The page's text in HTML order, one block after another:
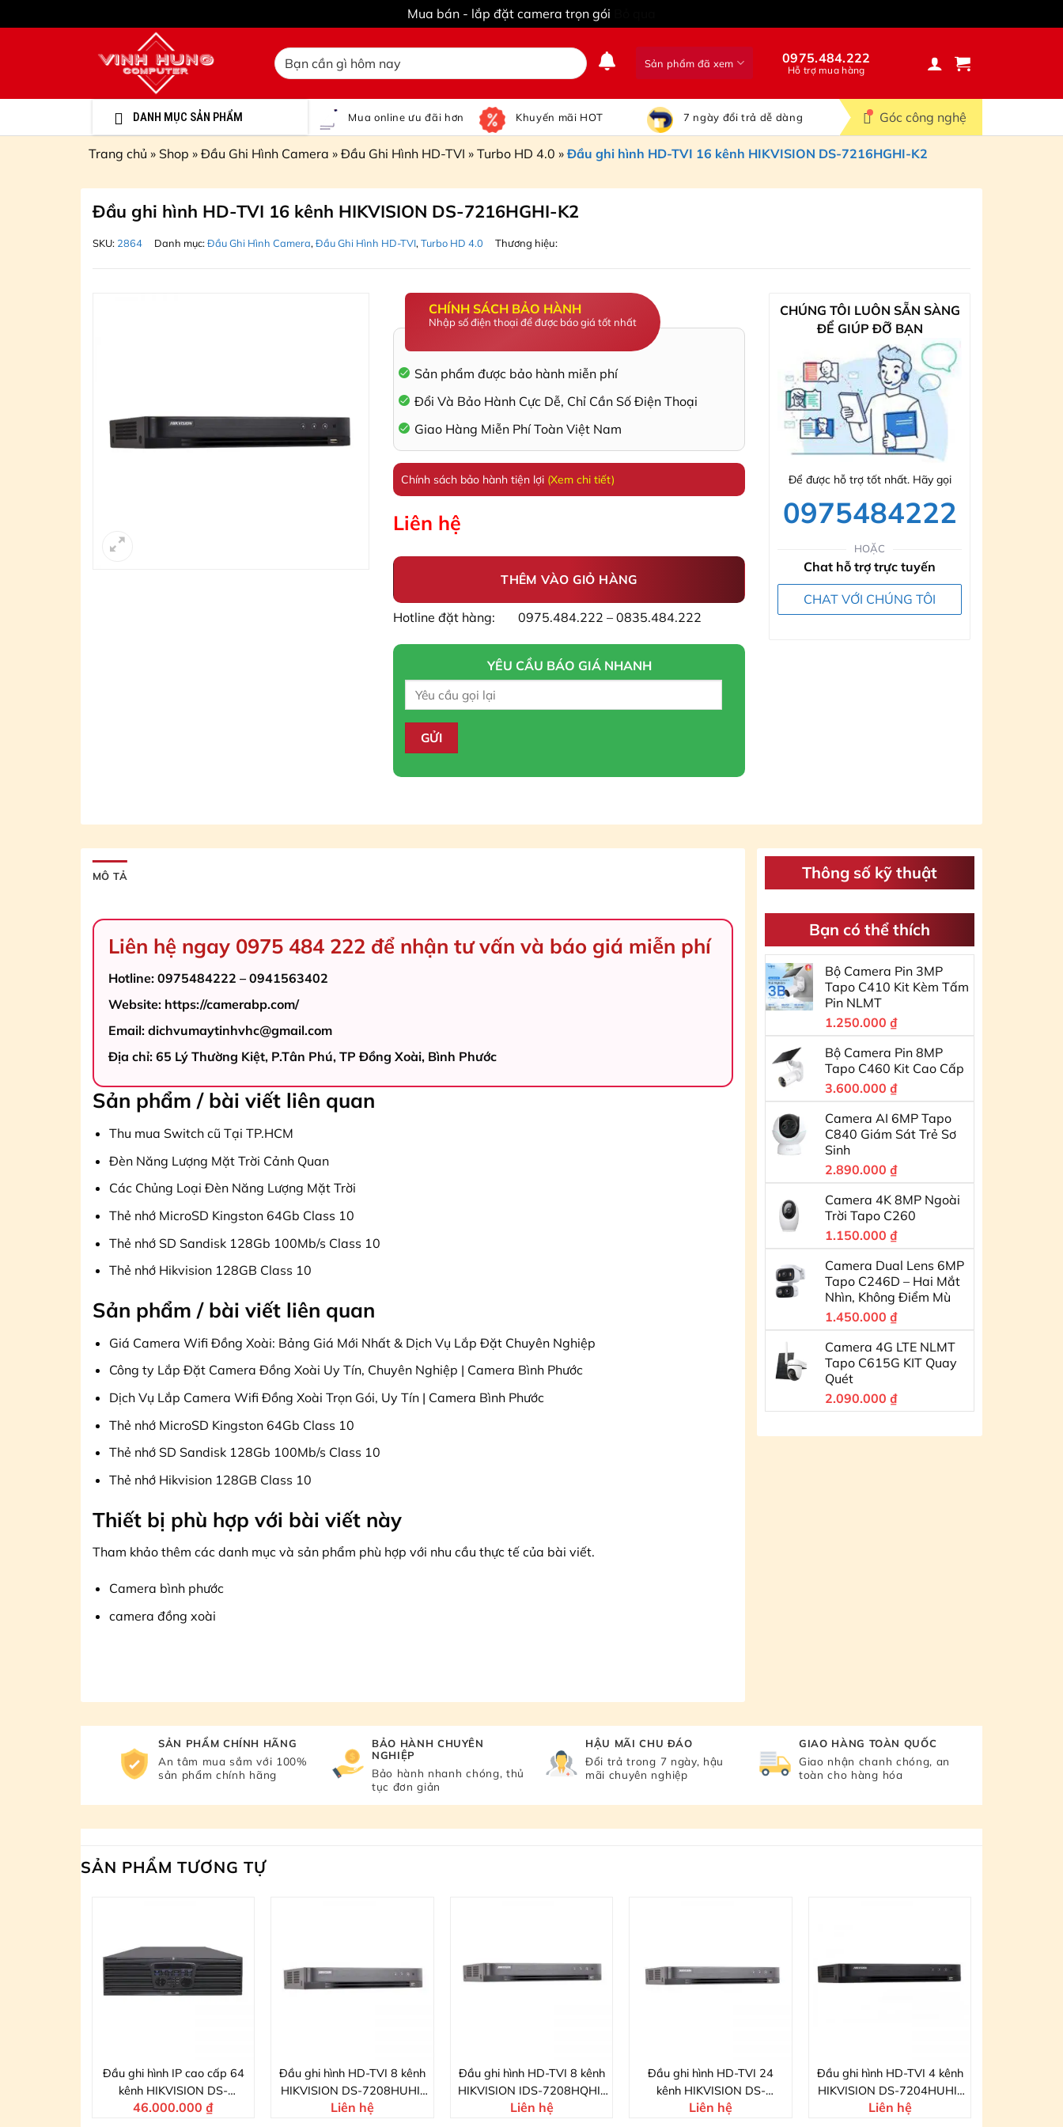
Mua bán - lắp đặt camera trọn gói
dung
Tìm
kiếm:
Sản phẩm đã xem 0975.484.222
Hỗ trợ mua hàng
DANH MỤC SẢN PHẨM Mua online ưu đãi hơn Khuyến mãi HOT 7 ngày đổi trả dễ dàng Góc công nghệ
Trang chủ » Shop » Đầu Ghi Hình Camera » Đầu Ghi Hình HD-TVI » Turbo HD 4.0 » Đầu ghi hình HD-TVI 16 kênh HIKVISION DS-7216HGHI-K2
Đầu ghi hình HD-TVI 16 kênh HIKVISION DS-7216HGHI-K2
SKU: 2864 Danh mục:Đầu Ghi Hình Camera, Đầu Ghi Hình HD-TVI, Turbo HD 4.0 Thương hiệu:
CHÍNH SÁCH BẢO HÀNH
Nhập số điện thoại để được báo giá tốt nhất
Sản phẩm được bảo hành miễn phí
Đổi Và Bảo Hành Cực Dễ, Chỉ Cần Số Điện Thoại
Giao Hàng Miễn Phí Toàn Việt Nam
Chính sách bảo hành tiện lợi (Xem chi tiết)
Liên hệ
THÊM VÀO GIỎ HÀNG
Hotline đặt hàng: 0975.484.222 – 0835.484.222
YÊU CẦU BÁO GIÁ NHANH
CHÚNG TÔI LUÔN SẴN SÀNG
ĐỂ GIÚP ĐỠ BẠN
Để được hỗ trợ tốt nhất. Hãy gọi
0975484222
HOẶC
Chat hỗ trợ trực tuyến
CHAT VỚI CHÚNG TÔI
MÔ TẢ
Liên hệ ngay 0975 484 222 để nhận tư vấn và báo giá miễn phí
Hotline: 0975484222 – 0941563402
Website: https://camerabp.com/
Email: dichvumaytinhvhc@gmail.com
Địa chỉ: 65 Lý Thường Kiệt, P.Tân Phú, TP Đồng Xoài, Bình Phước
Sản phẩm / bài viết liên quan
Thu mua Switch cũ Tại TP.HCM
Đèn Năng Lượng Mặt Trời Cảnh Quan
Các Chủng Loại Đèn Năng Lượng Mặt Trời
Thẻ nhớ MicroSD Kingston 64Gb Class 10
Thẻ nhớ SD Sandisk 128Gb 100Mb/s Class 10
Thẻ nhớ Hikvision 128GB Class 10
Sản phẩm / bài viết liên quan
Giá Camera Wifi Đồng Xoài: Bảng Giá Mới Nhất & Dịch Vụ Lắp Đặt Chuyên Nghiệp
Công ty Lắp Đặt Camera Đồng Xoài Uy Tín, Chuyên Nghiệp | Camera Bình Phước
Dịch Vụ Lắp Camera Wifi Đồng Xoài Trọn Gói, Uy Tín | Camera Bình Phước
Thẻ nhớ MicroSD Kingston 64Gb Class 10
Thẻ nhớ SD Sandisk 128Gb 100Mb/s Class 10
Thẻ nhớ Hikvision 128GB Class 10
Thiết bị phù hợp với bài viết này
Tham khảo thêm các danh mục và sản phẩm phù hợp với nhu cầu thực tế của bài viết.
Camera bình phước
camera đồng xoài
Thông số kỹ thuật
Bạn có thể thích
Bộ Camera Pin 3MP
Tapo C410 Kit Kèm Tấm
Pin NLMT
1.250.000 ₫
Bộ Camera Pin 8MP
Tapo C460 Kit Cao Cấp
3.600.000 ₫
Camera AI 6MP Tapo
C840 Giám Sát Trẻ Sơ
Sinh
2.890.000 ₫
Camera 4K 8MP Ngoài
Trời Tapo C260
1.150.000 ₫
Camera Dual Lens 6MP
Tapo C246D – Hai Mắt
Nhìn, Không Điểm Mù
1.450.000 ₫
Camera 4G LTE NLMT
Tapo C615G KIT Quay
Quét
2.090.000 ₫
SẢN PHẨM CHÍNH HÃNG
An tâm mua sắm với 100%
sản phẩm chính hãng
BẢO HÀNH CHUYÊN
NGHIỆP
Bảo hành nhanh chóng, thủ
tục đơn giản
HẬU MÃI CHU ĐÁO
Đổi trả trong 7 ngày, hậu
mãi chuyên nghiệp
GIAO HÀNG TOÀN QUỐC
Giao nhận chanh chóng, an
toàn cho hàng hóa
SẢN PHẨM TƯƠNG TỰ
Đầu ghi hình IP cao cấp 64
kênh HIKVISION DS-
9664NI-I16
46.000.000 ₫
Đầu ghi hình HD-TVI 8 kênh
HIKVISION DS-7208HUHI-
K2
Liên hệ
Đầu ghi hình HD-TVI 8 kênh
HIKVISION IDS-7208HQHI-
M1/S
Liên hệ
Đầu ghi hình HD-TVI 24
kênh HIKVISION DS-
7224HGHI-K2
Liên hệ
Đầu ghi hình HD-TVI 4 kênh
HIKVISION DS-7204HUHI-
K1/ALARM
Liên hệ